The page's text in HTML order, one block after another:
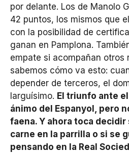
por delante. Los de Manolo
42 puntos, los mismos que
con la posibilidad de
ganan en Pamplona.
empate si acompañan otros
sabemos cómo va esto:
depender de terceros, el
larguísimo. El triunfo ante
ánimo del Espanyol, pero
faena. Y ahora toca decidir
carne en la parrilla o si se
pensando en la Real